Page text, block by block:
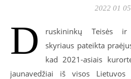
2022 01 05
D
ruskininkų Teisės ir
skyriaus pateikta
kad 2021-asiais
jaunavedžiai iš visos